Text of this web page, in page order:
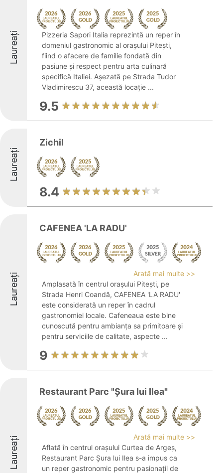
Laureați
Pizzeria Sapori Italia reprezintă un reper în
domeniul gastronomic al orașului Pitești,
fiind o afacere de familie fondată din
pasiune și respect pentru arta culinară
specifică Italiei. Așezată pe Strada Tudor
Vladimirescu 37, această locație ...
9.5
Laureați
Zichil
8.4
Laureați
CAFENEA 'LA RADU'
Arată mai multe >>
Amplasată în centrul orașului Pitești, pe
Strada Henri Coandă, CAFENEA 'LA RADU'
este considerată un reper în cadrul
gastronomiei locale. Cafeneaua este bine
cunoscută pentru ambianța sa primitoare și
pentru serviciile de calitate, aspecte ...
9
Laureați
Restaurant Parc "Șura lui Ilea"
Arată mai multe >>
Aflată în centrul orașului Curtea de Argeș,
Restaurant Parc Șura lui Ilea s-a impus ca
un reper gastronomic pentru pasionații de